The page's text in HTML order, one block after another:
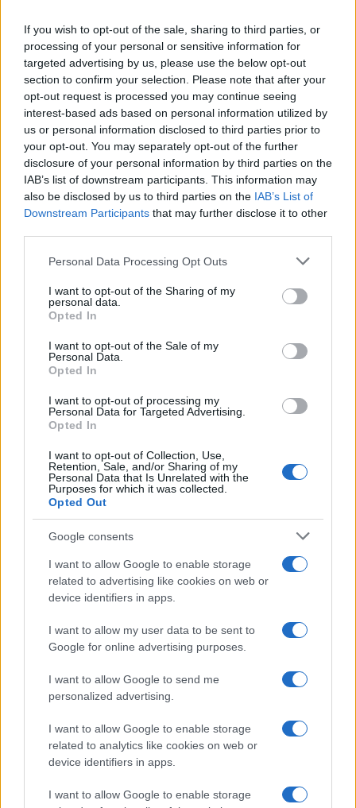
If you wish to opt-out of the sale, sharing to third parties, or
processing of your personal or sensitive information for
targeted advertising by us, please use the below opt-out
section to confirm your selection. Please note that after your
opt-out request is processed you may continue seeing
interest-based ads based on personal information utilized by
us or personal information disclosed to third parties prior to
your opt-out. You may separately opt-out of the further
disclosure of your personal information by third parties on the
IAB’s list of downstream participants. This information may
also be disclosed by us to third parties on the IAB’s List of
Downstream Participants that may further disclose it to other
Please note that this website/app uses one or more Google
not limited to your visit or usage behaviour. You may click to
grant or deny consent to Google and its third-party tags to
use your data for below specified purposes in below Google
consent section.
Personal Data Processing Opt Outs
I want to opt-out of the Sharing of my
personal data.
Opted In
I want to opt-out of the Sale of my
Personal Data.
Opted In
I want to opt-out of processing my
Personal Data for Targeted Advertising.
Opted In
I want to opt-out of Collection, Use,
Retention, Sale, and/or Sharing of my
Personal Data that Is Unrelated with the
Purposes for which it was collected.
Opted Out
Google consents
I want to allow Google to enable storage
related to advertising like cookies on web or
device identifiers in apps.
I want to allow my user data to be sent to
Google for online advertising purposes.
I want to allow Google to send me
personalized advertising.
I want to allow Google to enable storage
related to analytics like cookies on web or
device identifiers in apps.
I want to allow Google to enable storage
La sera, il sipario si alza alGarden Theaterun
gioiello architettonico coperto da 800 posti a
sederedove si tengono musical, concerti e
spettacoli di eccezionale livello. Non mancano i
suggestivi appuntamenti di osservazione
astronomica guidata con i telescopi
dell’Associazione Astrofili di Piombino.
Camilla Bellini
Camilla Bellini, ex guida turistica fiorentina,
progetto multimediale: ora dirige
approfondimenti su patrimoni locali. In
sulle piccole botteghe e conserva il primo
badge di guida della città come ricordo unico.
Continua a leggere